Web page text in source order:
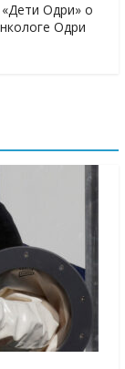
Одри» о
Одри